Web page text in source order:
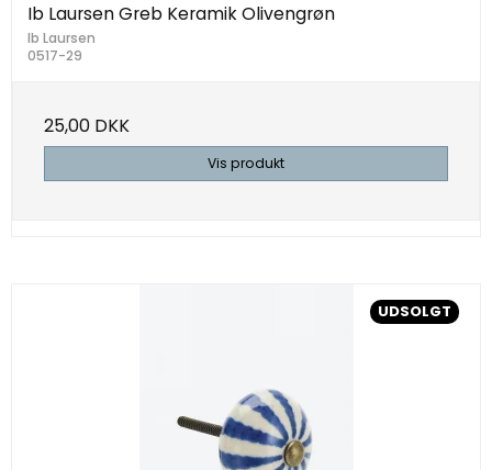
Ib Laursen Greb Keramik Olivengrøn
Ib Laursen
0517-29
25,00 DKK
Vis produkt
UDSOLGT